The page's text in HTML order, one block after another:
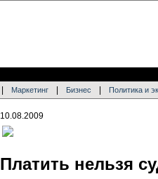
Маркетинг Бизнес Политика и
10.08.2009
Платить нельзя